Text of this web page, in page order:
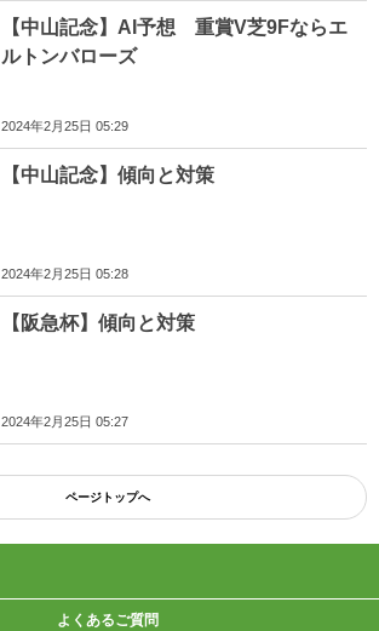
【中山記念】AI予想 重賞V芝9Fならエ
ルトンバローズ
2024年2月25日 05:29
【中山記念】傾向と対策
2024年2月25日 05:28
【阪急杯】傾向と対策
2024年2月25日 05:27
ページトップへ
よくあるご質問